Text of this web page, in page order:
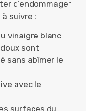
d’endommager
suivre :
vinaigre blanc
sont
sans abîmer le
avec le
surfaces du